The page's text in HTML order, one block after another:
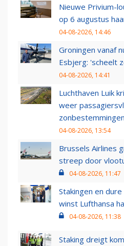
Nieuwe Privium-
op 6 augustus
04-08-2026, 14:46
Groningen vanaf
Esbjerg: 'scheelt
04-08-2026, 14:41
Luchthaven Luik
weer
zonbestemmingen
04-08-2026, 13:54
Brussels Airlines
streep door
04-08-2026, 11:47
Stakingen en
winst Lufthansa
04-08-2026, 11:38
Staking dreigt